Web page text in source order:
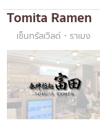
Tomita Ramen
เซ็นทรัลเวิลด์・ราเมง